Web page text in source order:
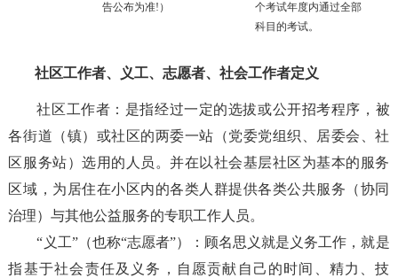
告公布为准!）
个考试年度内通过全部
科目的考试。
社区工作者、义工、志愿者、社会工作者定义
社区工作者：是指经过一定的选拔或公开招考程序，被
各街道（镇）或社区的两委一站（党委党组织、居委会、社
区服务站）选用的人员。并在以社会基层社区为基本的服务
区域，为居住在小区内的各类人群提供各类公共服务（协同
治理）与其他公益服务的专职工作人员。
“义工”（也称“志愿者”）：顾名思义就是义务工作，就是
指基于社会责任及义务，自愿贡献自己的时间、精力、技